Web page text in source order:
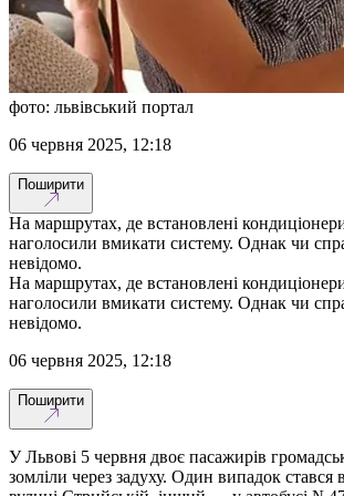
фото: львівський портал
06 червня 2025, 12:18
Поширити
На маршрутах, де встановлені
наголосили вмикати систему. Однак чи
невідомо.
На маршрутах, де встановлені
наголосили вмикати систему. Однак чи
невідомо.
06 червня 2025, 12:18
Поширити
У Львові 5 червня двоє пасажирів
зомліли через задуху. Один випадок стався